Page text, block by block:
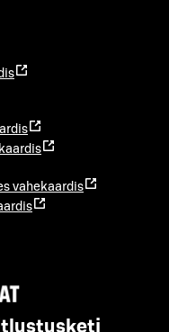
vahekaardis